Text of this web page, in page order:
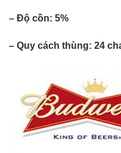
– Độ cồn: 5%
– Quy cách thùng: 24